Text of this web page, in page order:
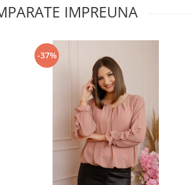
IMPREUNA
-37%